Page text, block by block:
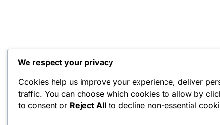
We respect your privacy
Cookies help us improve your experience, deliver
traffic. You can choose which cookies to allow by
to consent or Reject All to decline non-essential